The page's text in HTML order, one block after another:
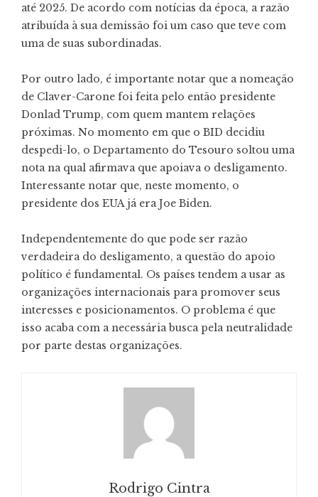
até 2025. De acordo com notícias da época, a razão
atribuída à sua demissão foi um caso que teve com
uma de suas subordinadas.
Por outro lado, é importante notar que a nomeação
de Claver-Carone foi feita pelo então presidente
Donlad Trump, com quem mantem relações
próximas. No momento em que o BID decidiu
despedi-lo, o Departamento do Tesouro soltou uma
nota na qual afirmava que apoiava o desligamento.
Interessante notar que, neste momento, o
presidente dos EUA já era Joe Biden.
Independentemente do que pode ser razão
verdadeira do desligamento, a questão do apoio
político é fundamental. Os países tendem a usar as
organizações internacionais para promover seus
interesses e posicionamentos. O problema é que
isso acaba com a necessária busca pela neutralidade
por parte destas organizações.
Rodrigo Cintra